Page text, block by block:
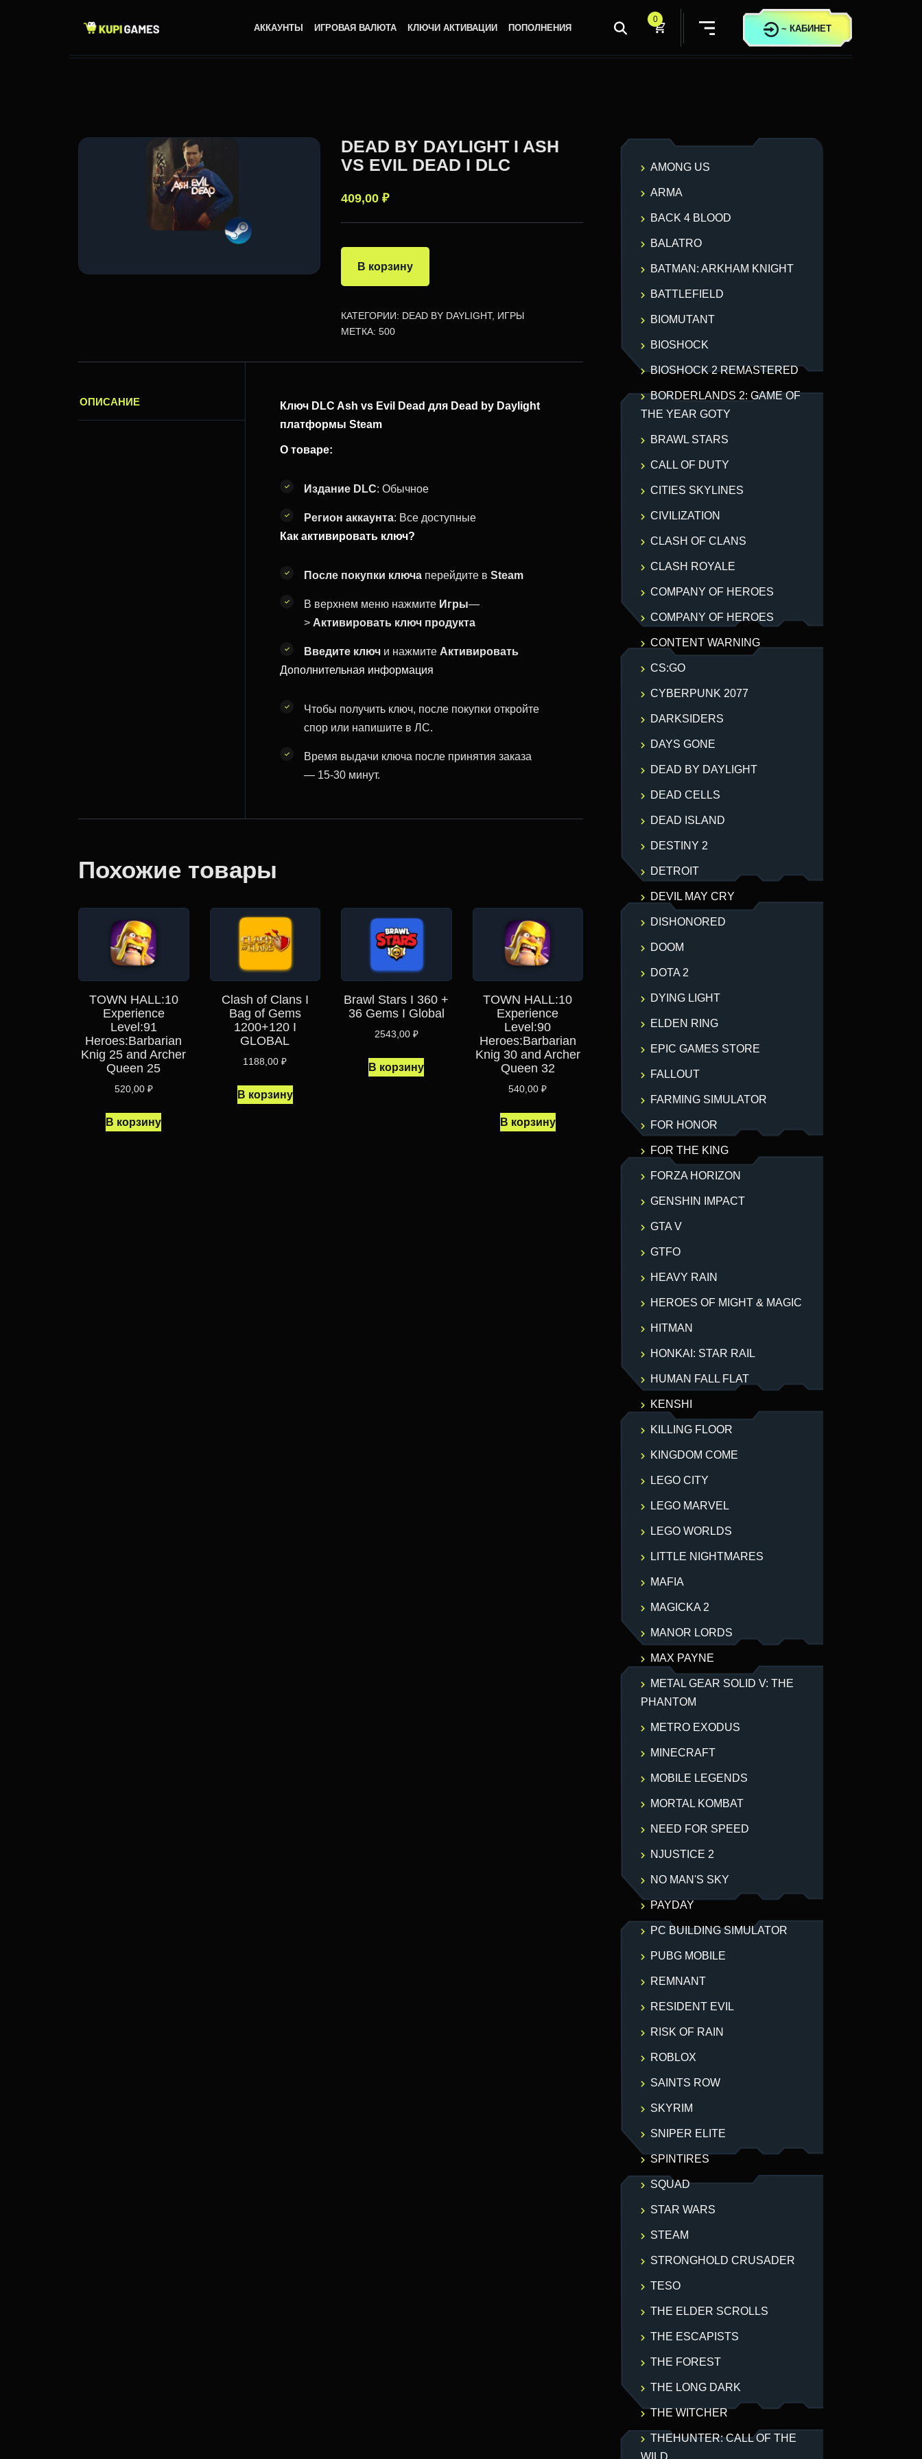
АККАУНТЫ ИГРОВАЯ ВАЛЮТА КЛЮЧИ АКТИВАЦИИ ПОПОЛНЕНИЯ
0
~ КАБИНЕТ
DEAD BY DAYLIGHT I ASH
VS EVIL DEAD I DLC
409,00 ₽
В корзину
КАТЕГОРИИ: DEAD BY DAYLIGHT, ИГРЫ
МЕТКА: 500
ОПИСАНИЕ
Ключ DLC Ash vs Evil Dead для Dead by Daylight
платформы Steam
О товаре:
Издание DLC: Обычное
Регион аккаунта: Все доступные
Как активировать ключ?
После покупки ключа перейдите вSteam
В верхнем меню нажмите Игры—
> Активировать ключ продукта
Введите ключ и нажмите Активировать
Дополнительная информация
Чтобы получить ключ, после покупки откройте
спор или напишите в ЛС.
Время выдачи ключа после принятия заказа
— 15-30 минут.
Похожие товары
TOWN HALL:10
Experience
Level:91
Heroes:Barbarian
Knig 25 and Archer
Queen 25
520,00 ₽
В корзину
Clash of Clans I
Bag of Gems
1200+120 I
GLOBAL
1188,00₽
В корзину
Brawl Stars I 360 +
36 Gems I Global
2543,00 ₽
В корзину
TOWN HALL:10
Experience
Level:90
Heroes:Barbarian
Knig 30 and Archer
Queen 32
540,00₽
В корзину
AMONG US
ARMA
BACK 4 BLOOD
BALATRO
BATMAN: ARKHAM KNIGHT
BATTLEFIELD
BIOMUTANT
BIOSHOCK
BIOSHOCK 2 REMASTERED
BORDERLANDS 2: GAME OF
THE YEAR GOTY
BRAWL STARS
CALL OF DUTY
CITIES SKYLINES
CIVILIZATION
CLASH OF CLANS
CLASH ROYALE
COMPANY OF HEROES
COMPANY OF HEROES
CONTENT WARNING
CS:GO
CYBERPUNK 2077
DARKSIDERS
DAYS GONE
DEAD BY DAYLIGHT
DEAD CELLS
DEAD ISLAND
DESTINY 2
DETROIT
DEVIL MAY CRY
DISHONORED
DOOM
DOTA 2
DYING LIGHT
ELDEN RING
EPIC GAMES STORE
FALLOUT
FARMING SIMULATOR
FOR HONOR
FOR THE KING
FORZA HORIZON
GENSHIN IMPACT
GTA V
GTFO
HEAVY RAIN
HEROES OF MIGHT & MAGIC
HITMAN
HONKAI: STAR RAIL
HUMAN FALL FLAT
KENSHI
KILLING FLOOR
KINGDOM COME
LEGO CITY
LEGO MARVEL
LEGO WORLDS
LITTLE NIGHTMARES
MAFIA
MAGICKA 2
MANOR LORDS
MAX PAYNE
METAL GEAR SOLID V: THE
PHANTOM
METRO EXODUS
MINECRAFT
MOBILE LEGENDS
MORTAL KOMBAT
NEED FOR SPEED
NJUSTICE 2
NO MAN'S SKY
PAYDAY
PC BUILDING SIMULATOR
PUBG MOBILE
REMNANT
RESIDENT EVIL
RISK OF RAIN
ROBLOX
SAINTS ROW
SKYRIM
SNIPER ELITE
SPINTIRES
SQUAD
STAR WARS
STEAM
STRONGHOLD CRUSADER
TESO
THE ELDER SCROLLS
THE ESCAPISTS
THE FOREST
THE LONG DARK
THE WITCHER
THEHUNTER: CALL OF THE
WILD